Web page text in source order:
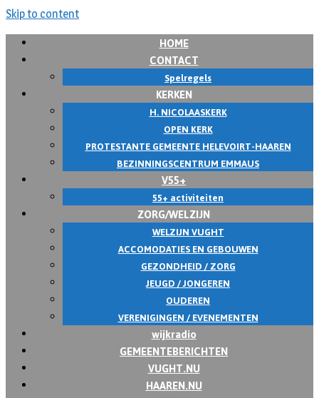
Skip to content
HOME
CONTACT
Spelregels
KERKEN
H. NICOLAASKERK
OPEN KERK
PROTESTANTE GEMEENTE HELEVOIRT-HAAREN
BEZINNINGSCENTRUM EMMAUS
V55+
55+ activiteiten
ZORG/WELZIJN
WELZIJN VUGHT
ACCOMODATIES EN GEBOUWEN
GEZONDHEID / ZORG
JEUGD / JONGEREN
OUDEREN
VERENIGINGEN / EVENEMENTEN
wijkradio
GEMEENTEBERICHTEN
VUGHT.NU
HAAREN.NU